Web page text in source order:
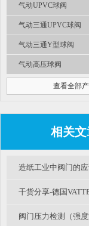
气动UPVC球阀
气动三通UPVC球阀
气动三通Y型球阀
气动高压球阀
查看全部
相关文
造纸工业中阀门的